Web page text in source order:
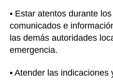
• Estar atentos durante
comunicados e
las demás autoridades
emergencia.
• Atender las